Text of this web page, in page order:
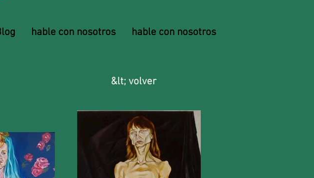
hable con nosotros hable con nosotros
&lt; volver